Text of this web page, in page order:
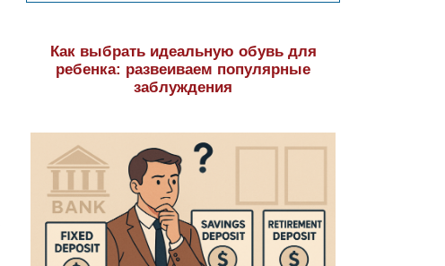
Как выбрать идеальную обувь для
ребенка: развеиваем популярные
заблуждения